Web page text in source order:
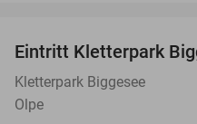
Eintritt Kletterpark
Kletterpark Biggesee
Olpe